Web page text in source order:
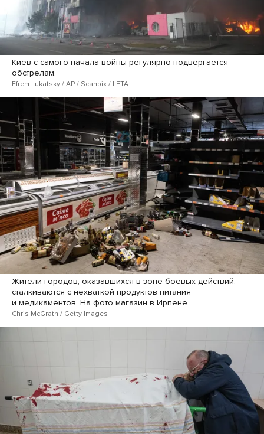
Киев с самого начала войны регулярно подвергается
обстрелам.
Efrem Lukatsky / AP / Scanpix / LETA
Жители городов, оказавшихся в зоне боевых действий,
сталкиваются с нехваткой продуктов питания
и медикаментов. На фото магазин в Ирпене.
Chris McGrath / Getty Images